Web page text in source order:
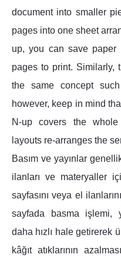
document into smaller
pages into one sheet
up, you can save
pages to print. Similarly,
the same concept
however, keep in mind
N-up covers the
layouts re-arranges the
Basım ve yayınlar
ilanları ve materyaller
sayfasını veya el
sayfada basma işlemi,
daha hızlı hale getirerek
kâğıt atıklarının